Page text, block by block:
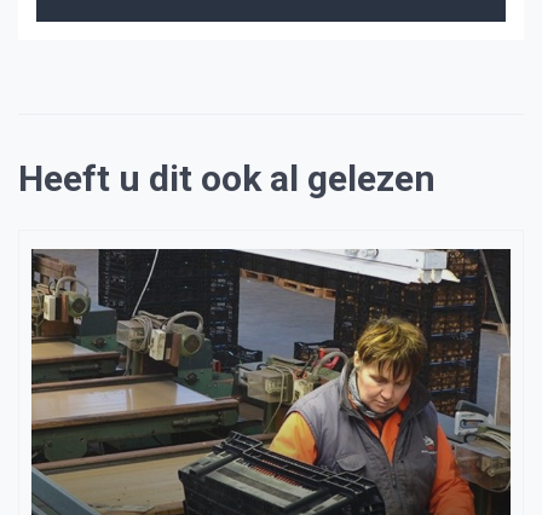
Heeft u dit ook al gelezen